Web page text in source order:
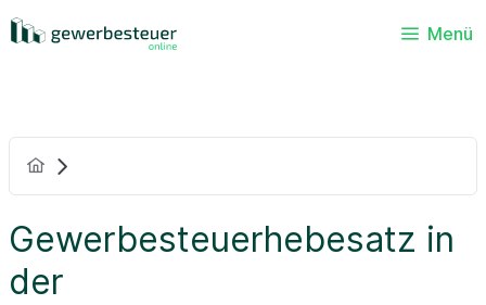
Menü
Gewerbesteuerhebesatz in
der